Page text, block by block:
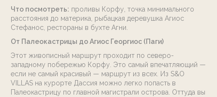
Что посмотреть: проливы Корфу, точка минимального
расстояния до материка, рыбацкая деревушка Агиос
Стефанос, рестораны в бухте Агни.
От Палеокастрицы до Агиос Георгиос (Паги)
Этот живописный маршрут проходит по северо-
западному побережью Корфу. Это самый впечатляющий —
если не самый красивый — маршрут из всех. Из S&O
VILLAS на курорте Дассия можно легко попасть в
Палеокастрицу по главной магистрали острова. Оттуда вы